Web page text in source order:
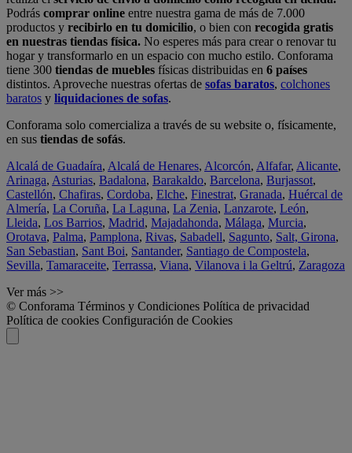
Podrás comprar online entre nuestra gama de más de 7.000
productos y recibirlo en tu domicilio, o bien con recogida gratis
en nuestras tiendas física. No esperes más para crear o renovar tu
hogar y transformarlo en un espacio con mucho estilo. Conforama
tiene 300 tiendas de muebles físicas distribuidas en 6 países
distintos. Aproveche nuestras ofertas de sofas baratos, colchones
baratos y liquidaciones de sofas.
Conforama solo comercializa a través de su website o, físicamente,
en sus tiendas de sofás.
Alcalá de Guadaíra, Alcalá de Henares, Alcorcón, Alfafar, Alicante,
Arinaga, Asturias, Badalona, Barakaldo, Barcelona, Burjassot,
Castellón, Chafiras, Cordoba, Elche, Finestrat, Granada, Huércal de
Almería, La Coruña, La Laguna, La Zenia, Lanzarote, León,
Lleida, Los Barrios, Madrid, Majadahonda, Málaga, Murcia,
Orotava, Palma, Pamplona, Rivas, Sabadell, Sagunto, Salt, Girona,
San Sebastian, Sant Boi, Santander, Santiago de Compostela,
Sevilla, Tamaraceite, Terrassa, Viana, Vilanova i la Geltrú, Zaragoza
Ver más >>
© Conforama Términos y Condiciones Política de privacidad
Política de cookies Configuración de Cookies